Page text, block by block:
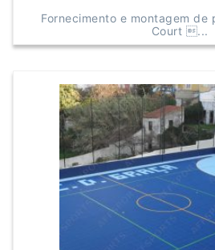
Fornecimento e montagem de
Court ...